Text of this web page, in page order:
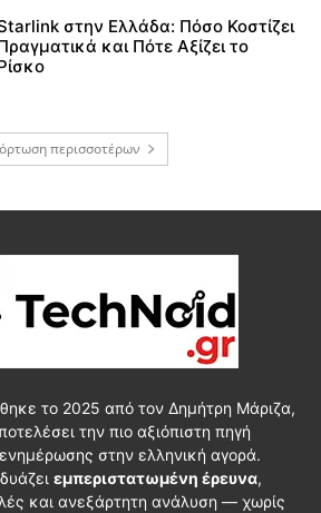
στην Ελλάδα: Πόσο Κοστίζει
και Πότε Αξίζει το
περισσοτέρων
το 2025 από τον Δημήτρη Μάριζα,
την πιο αξιόπιστη πηγή
στην ελληνική αγορά.
εμπεριστατωμένη έρευνα,
και ανεξάρτητη ανάλυση — χωρίς